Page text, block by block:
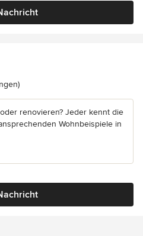
4.9 von 5 Sternen
renovieren? Jeder kennt die
Wohnbeispiele in